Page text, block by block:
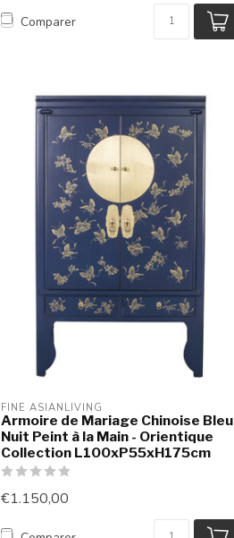
Comparer
FINE ASIANLIVING
Armoire de Mariage Chinoise Bleu
Nuit Peint à la Main - Orientique
Collection L100xP55xH175cm
€1.150,00